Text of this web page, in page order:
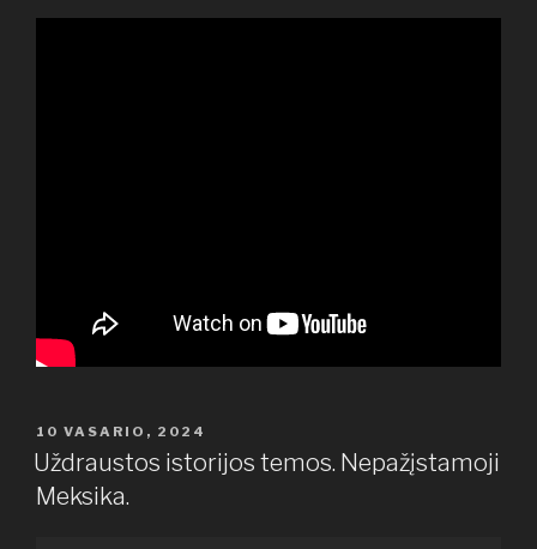
PASKELBTA
10 VASARIO, 2024
Uždraustos istorijos temos. Nepažįstamoji
Meksika.